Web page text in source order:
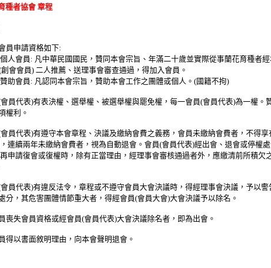
種者協會 章程
員申請資格如下:
員: 凡中華民國國民，贊同本會宗旨、年滿二十歲並實際從事蘭花育種者經
二人推薦、送理事會審查通過，得加入會員。
員: 凡認同本會宗旨，贊助本會工作之團體或個人。(國籍不拘)
員代表)有表決權、選舉權、被選舉權與罷免權，每一會員(會員代表)為一權。
利。
員代表)有遵守本會章程、決議及繳納會費之義務，會員未繳納會費者，不得享
兩年未繳納會費者，視為自動退會。會員(會員代表)經出會、退會或停權處
復會或復權時，除有正當理由，經理事會審核通過者外，應繳清前所積欠
員代表)有違反法令，章程或不遵守會員大會決議時，得經理事會決議，予以警
其危害團體情節重大者，得經會員(會員大會)大會決議予以除名。
喪失會員資格或經會員(會員代表)大會決議除名者，即為出會。
得以書面敘明理由，向本會聲明退會。